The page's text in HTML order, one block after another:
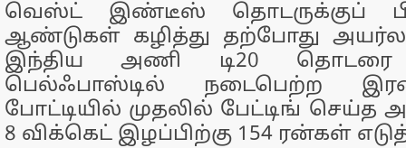
வெஸ்ட் இண்டீஸ் தொடருக்குப்
ஆண்டுகள் கழித்து தற்போது
இந்திய அணி டி20 தொடரை
பெல்ஃபாஸ்டில் நடைபெற்ற
போட்டியில் முதலில் பேட்டிங் செய்த
8 விக்கெட் இழப்பிற்கு 154 ரன்கள்